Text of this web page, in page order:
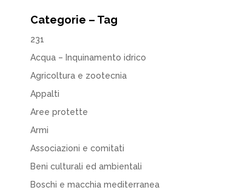
Categorie – Tag
231
Acqua – Inquinamento idrico
Agricoltura e zootecnia
Appalti
Aree protette
Armi
Associazioni e comitati
Beni culturali ed ambientali
Boschi e macchia mediterranea